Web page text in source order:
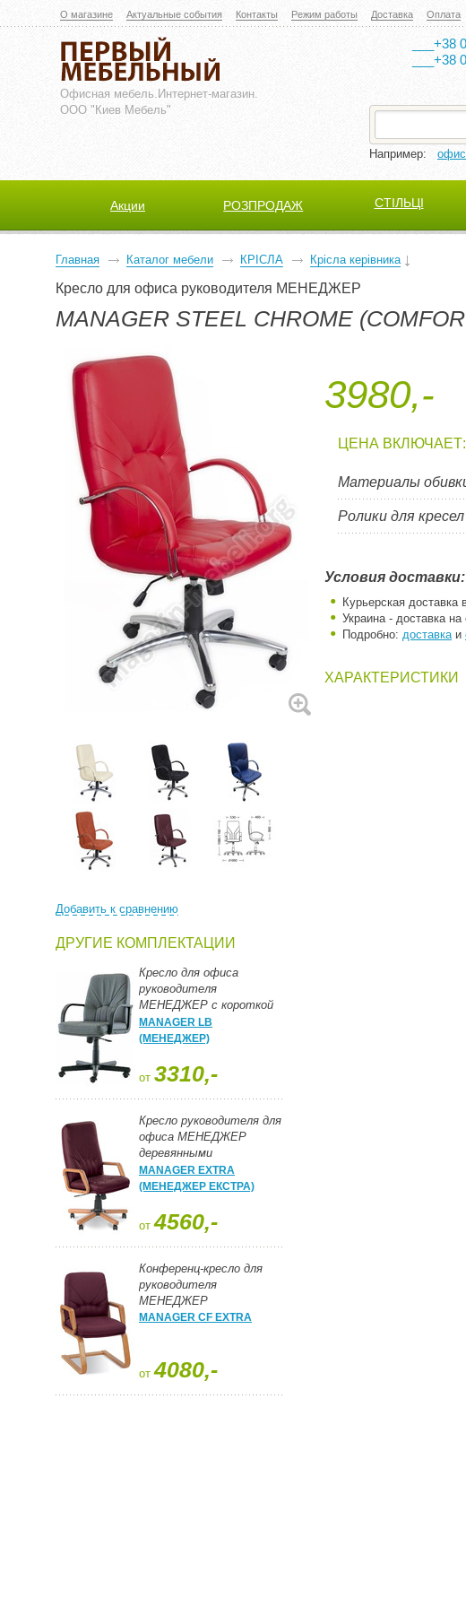
О магазине Актуальные события Контакты Режим работы Доставка Оплата
Офисная мебель. Интернет-магазин.
ООО "Киев Мебель"
___+38
___+38
Например:
Акции РОЗПРОДАЖ СТІЛЬЦІ
Главная Каталог мебели КРІСЛА Крісла керівника
Кресло для офиса руководителя МЕНЕДЖЕР
MANAGER STEEL CHROME
Добавить к сравнению
ДРУГИЕ КОМПЛЕКТАЦИИ
Кресло для офиса
руководителя
МЕНЕДЖЕР с короткой
спинкой
MANAGER LB
(МЕНЕДЖЕР)
от 3310,-
Кресло руководителя для
офиса МЕНЕДЖЕР
деревянными
подлокотниками и
металлической базой с
MANAGER EXTRA
(МЕНЕДЖЕР ЕКСТРА)
от4560,-
Конференц-кресло для
руководителя
МЕНЕДЖЕР
MANAGER CF EXTRA
от4080,-
3980,-
ЦЕНА ВКЛЮЧАЕТ:
Материалы
Ролики для кресел
Условия доставки:
Курьерская доставка
Украина - доставка
Подробно: доставкаи
ХАРАКТЕРИСТИКИ